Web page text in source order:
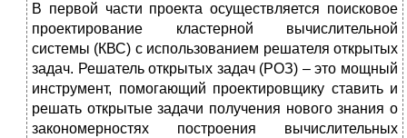
В первой части проекта осуществляется поисковое
проектирование кластерной вычислительной
системы (КВС) с использованием решателя открытых
задач. Решатель открытых задач (РОЗ) – это мощный
инструмент, помогающий проектировщику ставить и
решать открытые задачи получения нового знания о
закономерностях построения вычислительных